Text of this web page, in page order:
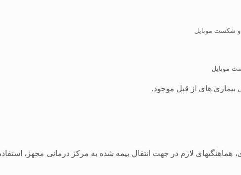
بیماری های از قبل موجود.
هماهنگیهای لازم در جهت انتقال بیمه شده به مرکز درمانی مجهز،